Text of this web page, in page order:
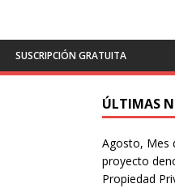
SUSCRIPCIÓN GRATUITA
ÚLTIMAS
Agosto, Mes
proyecto
Propiedad